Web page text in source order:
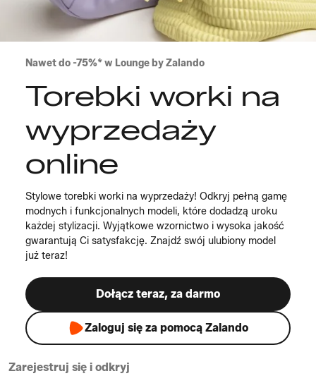
Nawet do -75%* w Lounge by Zalando
Torebki worki na
wyprzedaży
online
Stylowe torebki worki na wyprzedaży! Odkryj pełną gamę
modnych i funkcjonalnych modeli, które dodadzą uroku
każdej stylizacji. Wyjątkowe wzornictwo i wysoka jakość
gwarantują Ci satysfakcję. Znajdź swój ulubiony model
już teraz!
Dołącz teraz, za darmo
Zaloguj się za pomocą Zalando
Zarejestruj się i odkryj